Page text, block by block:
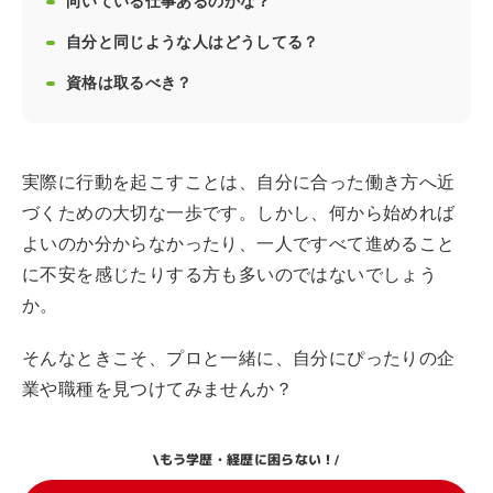
自分と同じような人はどうしてる？
資格は取るべき？
実際に行動を起こすことは、自分に合った働き方へ近
づくための大切な一歩です。しかし、何から始めれば
よいのか分からなかったり、一人ですべて進めること
に不安を感じたりする方も多いのではないでしょう
か。
そんなときこそ、プロと一緒に、自分にぴったりの企
業や職種を見つけてみませんか？
\もう学歴・経歴に困らない！/